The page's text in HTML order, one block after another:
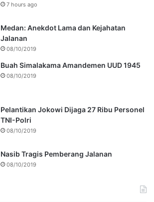
7 hours ago
Medan: Anekdot Lama dan Kejahatan
Jalanan
08/10/2019
Buah Simalakama Amandemen UUD 1945
08/10/2019
Pelantikan Jokowi Dijaga 27 Ribu Personel
TNI-Polri
08/10/2019
Nasib Tragis Pemberang Jalanan
08/10/2019